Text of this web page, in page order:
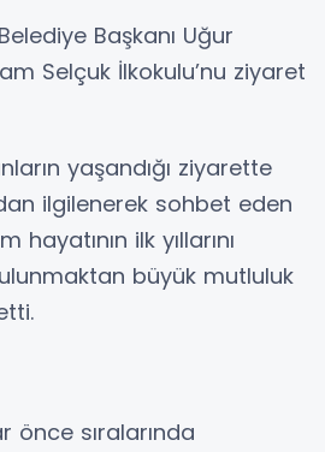
Başkanı Uğur
Selçuk İlkokulu’nu ziyaret
yaşandığı ziyarette
ilgilenerek sohbet eden
ilk yıllarını
büyük mutluluk
önce sıralarında